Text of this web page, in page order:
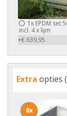
1x EPDM set
incl. 4 x lijm
+€ 639,95
Extra opties
8x